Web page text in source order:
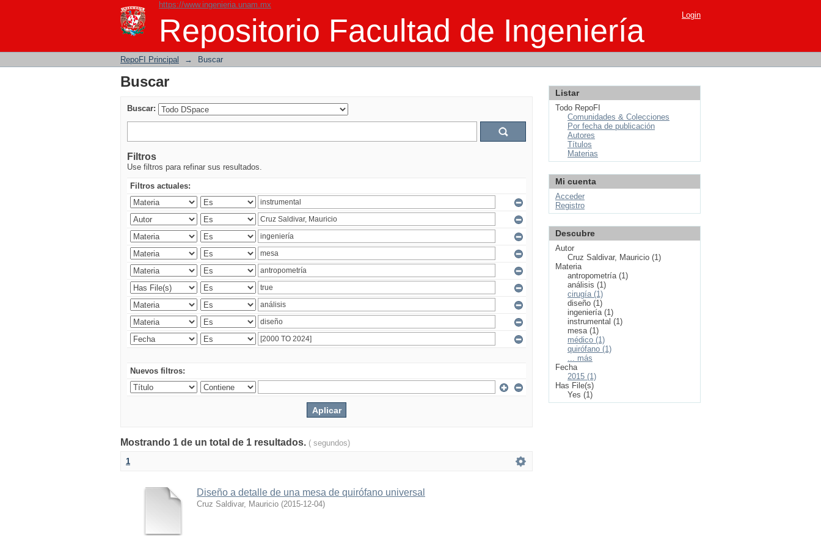
https://www.ingenieria.unam.mx
Repositorio Facultad de Ingeniería
Buscar Login
RepoFI Principal → Buscar
Buscar
Buscar:
Filtros
Use filtros para refinar sus resultados.
Filtros actuales:
Nuevos filtros:
Mostrando 1 de un total de 1 resultados. ( segundos)
1
Diseño a detalle de una mesa de quirófano universal
Cruz Saldivar, Mauricio (2015-12-04)
Listar
Todo RepoFI
Comunidades & Colecciones
Por fecha de publicación
Autores
Títulos
Materias
Mi cuenta
Acceder
Registro
Descubre
Autor
Cruz Saldivar, Mauricio (1)
Materia
antropometría (1)
análisis (1)
cirugía (1)
diseño (1)
ingeniería (1)
instrumental (1)
mesa (1)
médico (1)
quirófano (1)
... más
Fecha
2015 (1)
Has File(s)
Yes (1)